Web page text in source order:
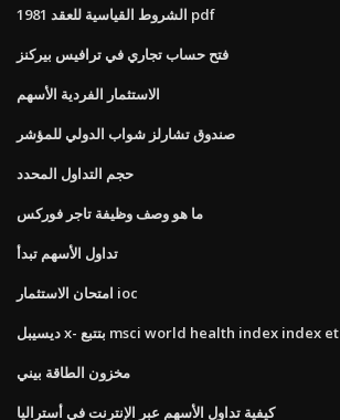
الشروط القياسية للعقد 1981 pdf
فتح حساب تجاري في ترافيس بيركنز
الاستثمار الفردية الأسهم
صندوق تشارلز شواب الدولي للمؤشر
حجم التداول المحدد
ما هو وصف وظيفة تاجر فوركس
تداول الأسهم تبدأ
امتحان الاستثمار ioc
ديسيبل x- بتتبع msci world health index index et
مخزون الطاقة بيني
كيفية تداول الأسهم عبر الإنترنت في أستراليا